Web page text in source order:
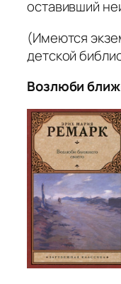
оставивший
(Имеются
детской
Возлюби